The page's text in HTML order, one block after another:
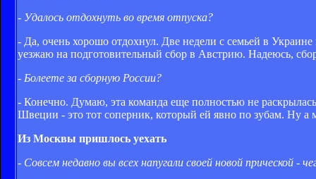
- Удалось отдохнуть во время отпуска?
- Да, очень хорошо отдохнул. Две недели с семьей в
уезжаю на подготовительный сбор в Австрию. Надеюсь,
- Болеете за сборную России?
- Конечно. Думаю, эта команда еще полностью не
Швеции - это тот соперник, который ей явно по зубам. Ну а
Из Москвы пришлось уехать
- Совсем недавно вы всех напугали своей новой прической -